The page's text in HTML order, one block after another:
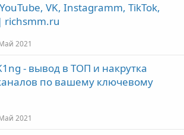
VK, Instagramm, TikTok,
richsmm.ru
2021
- вывод в ТОП и накрутка
по вашему ключевому
2021